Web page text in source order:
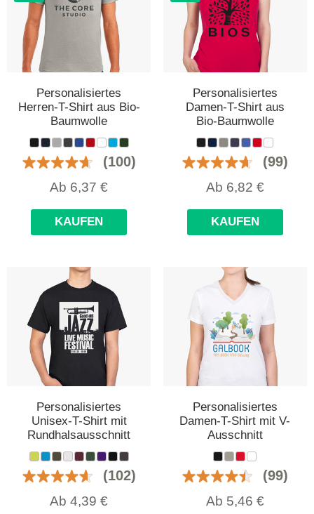
Personalisiertes
Herren-T-Shirt aus Bio-
Baumwolle
(100)
Ab 6,37 €
KAUFEN
Personalisiertes
Damen-T-Shirt aus
Bio-Baumwolle
(99)
Ab 6,82 €
KAUFEN
Personalisiertes
Unisex-T-Shirt mit
Rundhalsausschnitt
(102)
Ab4,39 €
Personalisiertes
Damen-T-Shirt mit V-
Ausschnitt
(99)
Ab 5,46 €